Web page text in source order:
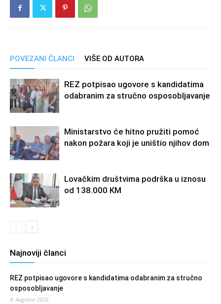
POVEZANI ČLANCI VIŠE OD AUTORA
REZ potpisao ugovore s kandidatima
odabranim za stručno osposobljavanje
Ministarstvo će hitno pružiti pomoć
nakon požara koji je uništio njihov dom
Lovačkim društvima podrška u iznosu
od 138.000 KM
Najnoviji članci
REZ potpisao ugovore s kandidatima odabranim za stručno
osposobljavanje
4. Augusta 2026.